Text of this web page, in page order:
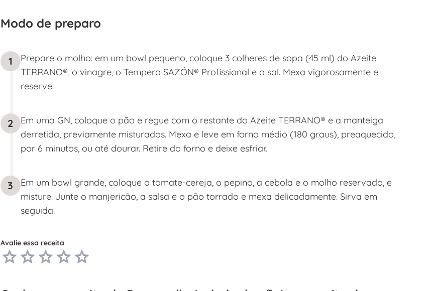
Modo de preparo
1
Prepare o molho: em um bowl pequeno, coloque 3 colheres de sopa (45 ml) do Azeite
TERRANO®, o vinagre, o Tempero SAZÓN® Profissional e o sal. Mexa vigorosamente e
reserve.
2
Em uma GN, coloque o pão e regue com o restante do Azeite TERRANO® e a manteiga
derretida, previamente misturados. Mexa e leve em forno médio (180 graus), preaquecido,
por 6 minutos, ou até dourar. Retire do forno e deixe esfriar.
3
Em um bowl grande, coloque o tomate-cereja, o pepino, a cebola e o molho reservado, e
misture. Junte o manjericão, a salsa e o pão torrado e mexa delicadamente. Sirva em
seguida.
Avalie essa receita